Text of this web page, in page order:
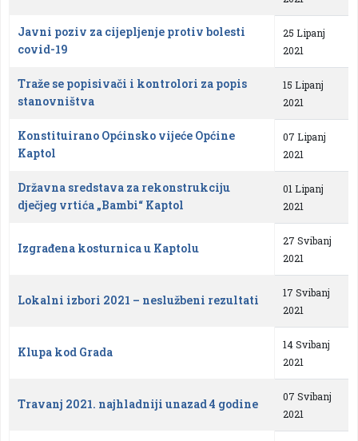
Javni poziv za cijepljenje protiv bolesti
covid-19
25 Lipanj
2021
Traže se popisivači i kontrolori za popis
stanovništva
15 Lipanj
2021
Konstituirano Općinsko vijeće Općine
Kaptol
07 Lipanj
2021
Državna sredstava za rekonstrukciju
dječjeg vrtića „Bambi“ Kaptol
01 Lipanj
2021
Izgrađena kosturnica u Kaptolu
27 Svibanj
2021
Lokalni izbori 2021 – neslužbeni rezultati
17 Svibanj
2021
Klupa kod Grada
14 Svibanj
2021
Travanj 2021. najhladniji unazad 4 godine
07 Svibanj
2021